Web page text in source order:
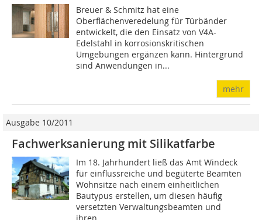
Breuer & Schmitz hat eine
Oberflächenveredelung für Türbänder
entwickelt, die den Einsatz von V4A-
Edelstahl in korrosionskritischen
Umgebungen ergänzen kann. Hintergrund
sind Anwendungen in...
mehr
Ausgabe 10/2011
Fachwerksanierung mit Silikatfarbe
Im 18. Jahrhundert ließ das Amt Windeck
für einflussreiche und begüterte Beamten
Wohnsitze nach einem einheitlichen
Bautypus erstellen, um diesen häufig
versetzten Verwaltungsbeamten und